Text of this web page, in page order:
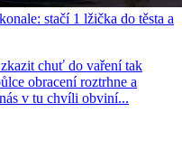
stačí 1 lžička do těsta a
chuť do vaření tak
obracení roztrhne a
v tu chvíli obviní...